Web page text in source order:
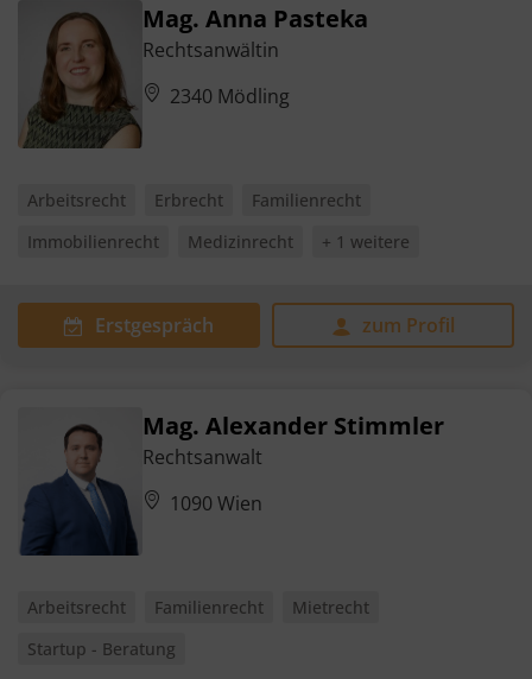
Mag. Anna Pasteka
Rechtsanwältin
2340 Mödling
Arbeitsrecht Erbrecht
Familienrecht
Immobilienrecht
Medizinrecht + 1 weitere
Erstgespräch zum Profil
Mag. Alexander Stimmler
Rechtsanwalt
1090 Wien
Arbeitsrecht Familienrecht
Mietrecht
Startup - Beratung